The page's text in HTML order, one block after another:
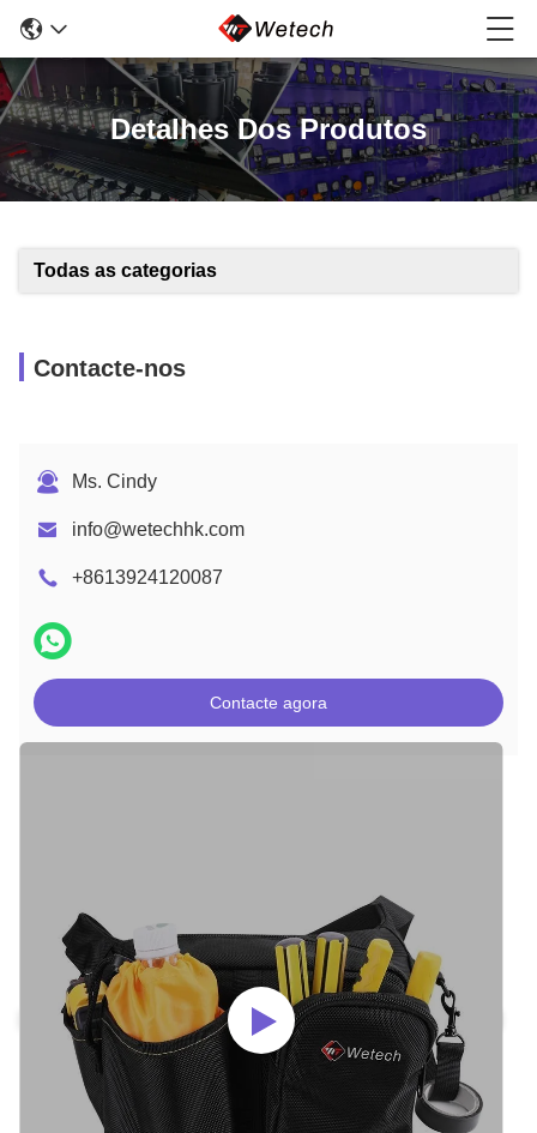
Detalhes Dos Produtos
Todas as categorias
Contacte-nos
Ms. Cindy
info@wetechhk.com
+8613924120087
Contacte agora